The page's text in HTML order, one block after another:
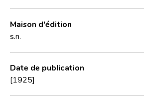
Maison d'édition
s.n.
Date de publication
[1925]